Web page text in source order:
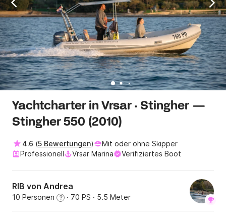
Yachtcharter in Vrsar · Stingher —
Stingher 550 (2010)
4.6 (5 Bewertungen)
Mit oder ohne Skipper
Professionell
Vrsar Marina Verifiziertes Boot
RIB von Andrea
10 Personen ? · 70 PS · 5.5 Meter